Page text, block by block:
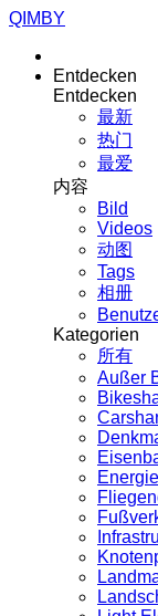
QIMBY
Entdecken
Entdecken
最新
热门
最爱
内容
Bild
Videos
动图
Tags
相册
Kategorien
所有
Außer